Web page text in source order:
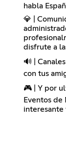
habla
💎 |
disfrute a
🔊 |
con tus
🎮 | Y por
Eventos de
interesante